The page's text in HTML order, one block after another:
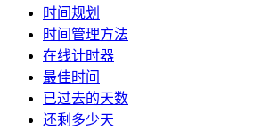
时间规划
时间管理方法
在线计时器
最佳时间
已过去的天数
还剩多少天